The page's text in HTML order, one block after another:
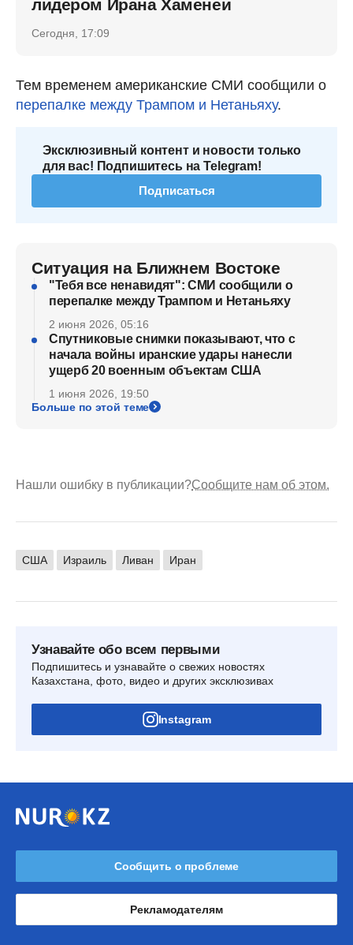
лидером Ирана Хаменеи
Сегодня, 17:09
Тем временем американские СМИ сообщили о
перепалке между Трампом и Нетаньяху.
Эксклюзивный контент и новости только
для вас! Подпишитесь на Telegram!
Подписаться
Ситуация на Ближнем Востоке
"Тебя все ненавидят": СМИ сообщили о
перепалке между Трампом и Нетаньяху
2 июня 2026, 05:16
Спутниковые снимки показывают, что с
начала войны иранские удары нанесли
ущерб 20 военным объектам США
1 июня 2026, 19:50
Больше по этой теме
Нашли ошибку в публикации?Сообщите нам об этом.
США Израиль Ливан Иран
Узнавайте обо всем первыми
Подпишитесь и узнавайте о свежих новостях
Казахстана, фото, видео и других эксклюзивах
Instagram
Сообщить о проблеме
Рекламодателям